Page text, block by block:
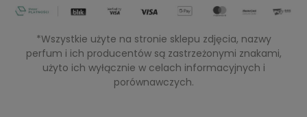
*Wszystkie użyte na stronie sklepu zdjęcia, nazwy
perfum i ich producentów są zastrzeżonymi znakami,
użyto ich wyłącznie w celach informacyjnych i
porównawczych.